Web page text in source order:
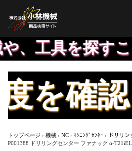
具を探すこ
確認
トップページ › 機械 › NC › ﾏｼﾆﾝｸﾞｾﾝﾀｰ › ドリリ
P001388 ドリリングセンター ファナック α-